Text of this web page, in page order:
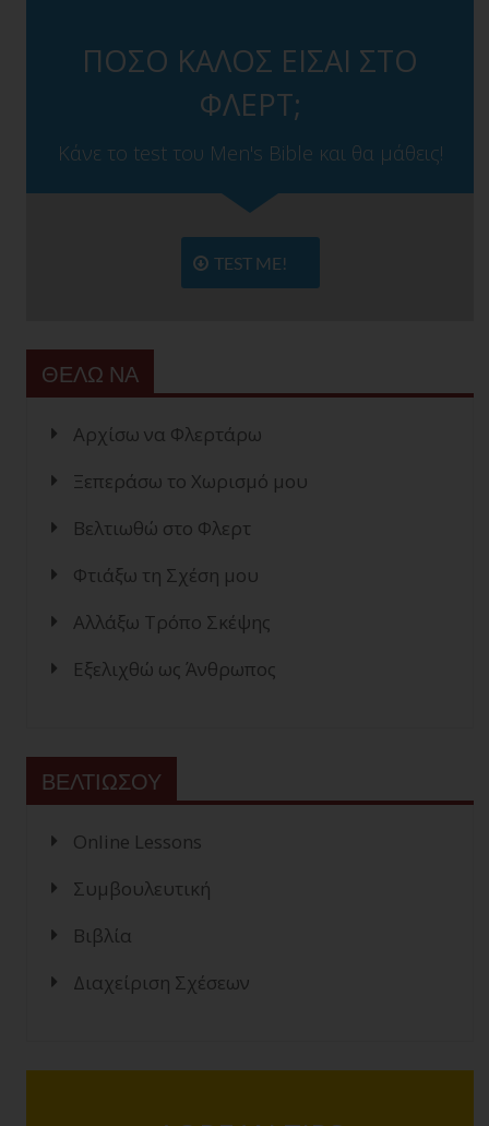
ΠΟΣΟ ΚΑΛΟΣ ΕΙΣΑΙ ΣΤΟ
ΦΛΕΡΤ;
Κάνε το test του Men's Bible και θα μάθεις!
TEST ME!
ΘΕΛΩ ΝΑ
Αρχίσω να Φλερτάρω
Ξεπεράσω το Χωρισμό μου
Βελτιωθώ στο Φλερτ
Φτιάξω τη Σχέση μου
Αλλάξω Τρόπο Σκέψης
Εξελιχθώ ως Άνθρωπος
ΒΕΛΤΙΩΣΟΥ
Online Lessons
Συμβουλευτική
Βιβλία
Διαχείριση Σχέσεων